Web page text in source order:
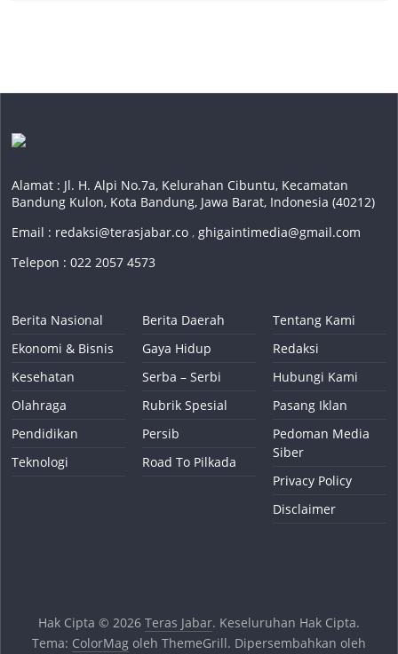
Alamat : Jl. H. Alpi No.7a, Kelurahan Cibuntu, Kecamatan
Bandung Kulon, Kota Bandung, Jawa Barat, Indonesia (40212)
Email : redaksi@terasjabar.co ,ghigaintimedia@gmail.com
Telepon : 022 2057 4573
Berita Nasional
Ekonomi & Bisnis
Kesehatan
Olahraga
Pendidikan
Teknologi
Berita Daerah
Gaya Hidup
Serba – Serbi
Rubrik Spesial
Persib
Road To Pilkada
Tentang Kami
Redaksi
Hubungi Kami
Pasang Iklan
Pedoman Media
Siber
Privacy Policy
Disclaimer
Hak Cipta © 2026 Teras Jabar. Keseluruhan Hak Cipta.
Tema: ColorMagoleh ThemeGrill. Dipersembahkan oleh